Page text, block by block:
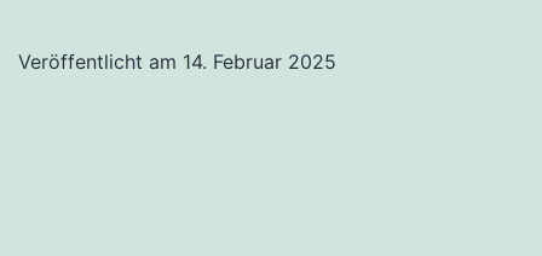
Veröffentlicht am 14. Februar 2025